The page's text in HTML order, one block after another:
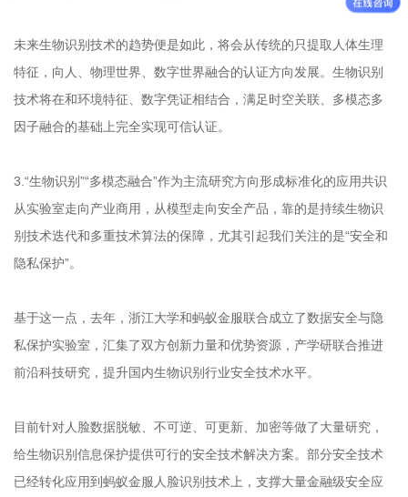
未来生物识别技术的趋势便是如此，将会从传统的只提取人体生理
特征，向人、物理世界、数字世界融合的认证方向发展。生物识别
技术将在和环境特征、数字凭证相结合，满足时空关联、多模态多
因子融合的基础上完全实现可信认证。
3.“生物识别”“多模态融合”作为主流研究方向形成标准化的应用共识
从实验室走向产业商用，从模型走向安全产品，靠的是持续生物识
别技术迭代和多重技术算法的保障，尤其引起我们关注的是“安全和
隐私保护”。
基于这一点，去年，浙江大学和蚂蚁金服联合成立了数据安全与隐
私保护实验室，汇集了双方创新力量和优势资源，产学研联合推进
前沿科技研究，提升国内生物识别行业安全技术水平。
目前针对人脸数据脱敏、不可逆、可更新、加密等做了大量研究，
给生物识别信息保护提供可行的安全技术解决方案。部分安全技术
已经转化应用到蚂蚁金服人脸识别技术上，支撑大量金融级安全应